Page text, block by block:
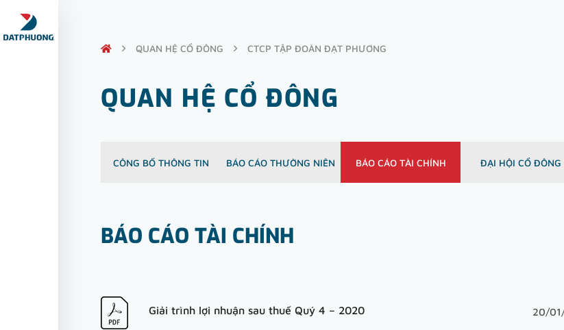
QUAN HỆ CỔ ĐÔNG CTCP TẬP ĐOÀN ĐẠT PHƯƠNG
QUAN HỆ CỔ ĐÔNG
CÔNG BỐ THÔNG TIN BÁO CÁO THƯỜNG NIÊN BÁO CÁO TÀI CHÍNH ĐẠI HỘI CỔ ĐÔNG
BÁO CÁO TÀI CHÍNH
Giải trình lợi nhuận sau thuế Quý 4 – 2020 20/